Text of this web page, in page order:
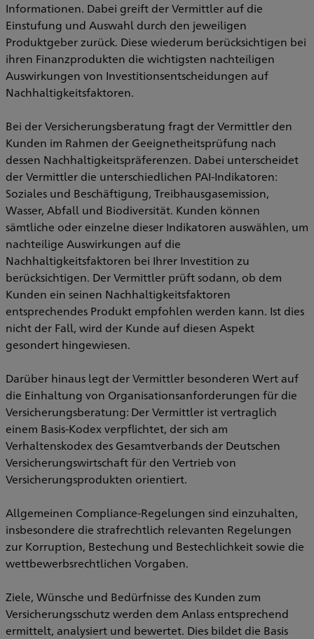
Informationen. Dabei greift der Vermittler auf die
Einstufung und Auswahl durch den jeweiligen
Produktgeber zurück. Diese wiederum berücksichtigen bei
ihren Finanzprodukten die wichtigsten nachteiligen
Auswirkungen von Investitionsentscheidungen auf
Nachhaltigkeitsfaktoren.
Bei der Versicherungsberatung fragt der Vermittler den
Kunden im Rahmen der Geeignetheitsprüfung nach
dessen Nachhaltigkeitspräferenzen. Dabei unterscheidet
der Vermittler die unterschiedlichen PAI-Indikatoren:
Soziales und Beschäftigung, Treibhausgasemission,
Wasser, Abfall und Biodiversität. Kunden können
sämtliche oder einzelne dieser Indikatoren auswählen, um
nachteilige Auswirkungen auf die
Nachhaltigkeitsfaktoren bei Ihrer Investition zu
berücksichtigen. Der Vermittler prüft sodann, ob dem
Kunden ein seinen Nachhaltigkeitsfaktoren
entsprechendes Produkt empfohlen werden kann. Ist dies
nicht der Fall, wird der Kunde auf diesen Aspekt
gesondert hingewiesen.
Darüber hinaus legt der Vermittler besonderen Wert auf
die Einhaltung von Organisationsanforderungen für die
Versicherungsberatung: Der Vermittler ist vertraglich
einem Basis-Kodex verpflichtet, der sich am
Verhaltenskodex des Gesamtverbands der Deutschen
Versicherungswirtschaft für den Vertrieb von
Versicherungsprodukten orientiert.
Allgemeinen Compliance-Regelungen sind einzuhalten,
insbesondere die strafrechtlich relevanten Regelungen
zur Korruption, Bestechung und Bestechlichkeit sowie die
wettbewerbsrechtlichen Vorgaben.
Ziele, Wünsche und Bedürfnisse des Kunden zum
Versicherungsschutz werden dem Anlass entsprechend
ermittelt, analysiert und bewertet. Dies bildet die Basis